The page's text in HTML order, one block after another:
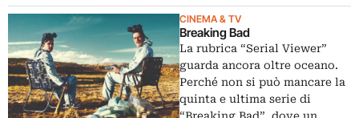
CINEMA & TV
Breaking Bad
La rubrica “Serial Viewer”
guarda ancora oltre oceano.
Perché non si può mancare la
quinta e ultima serie di